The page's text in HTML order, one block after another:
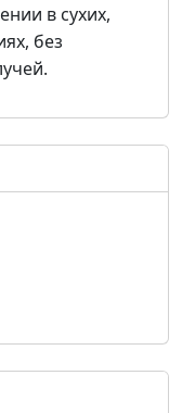
в сухих,
без